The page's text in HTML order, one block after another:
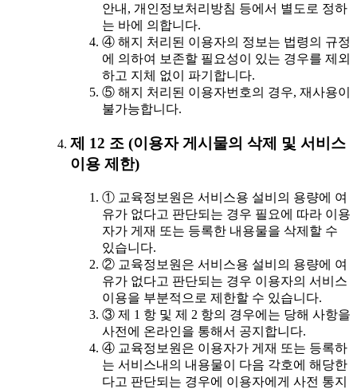
안내, 개인정보처리방침 등에서 별도로 정하
는 바에 의합니다.
④ 해지 처리된 이용자의 정보는 법령의 규정
에 의하여 보존할 필요성이 있는 경우를 제외
하고 지체 없이 파기합니다.
⑤ 해지 처리된 이용자번호의 경우, 재사용이
불가능합니다.
제 12 조 (이용자 게시물의 삭제 및 서비스
이용 제한)
① 교육정보원은 서비스용 설비의 용량에 여
유가 없다고 판단되는 경우 필요에 따라 이용
자가 게재 또는 등록한 내용물을 삭제할 수
있습니다.
② 교육정보원은 서비스용 설비의 용량에 여
유가 없다고 판단되는 경우 이용자의 서비스
이용을 부분적으로 제한할 수 있습니다.
③ 제 1 항 및 제 2 항의 경우에는 당해 사항을
사전에 온라인을 통해서 공지합니다.
④ 교육정보원은 이용자가 게재 또는 등록하
는 서비스내의 내용물이 다음 각호에 해당한
다고 판단되는 경우에 이용자에게 사전 통지